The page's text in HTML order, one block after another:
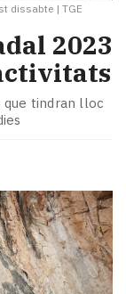
dissabte | TGE
2023
que tindran lloc